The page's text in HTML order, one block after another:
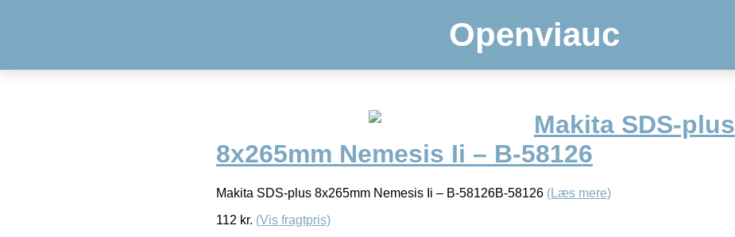
Openviauc
Makita SDS-plus
8x265mm Nemesis Ii – B-58126
Makita SDS-plus 8x265mm Nemesis Ii – B-58126B-58126 (Læs mere)
112 kr. (Vis fragtpris)